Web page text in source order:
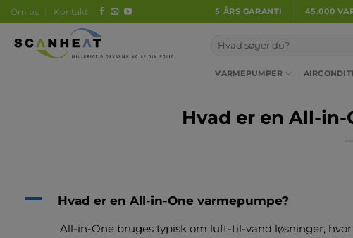
Fortsæt
til
indhold
Om os Kontakt 5 ÅRS GARANTI 45.000
VARMEPUMPER
Hvad er en All-
A Hvad er en All-in-One varmepumpe?
All-in-One bruges typisk om luft-til-vand løsninger,